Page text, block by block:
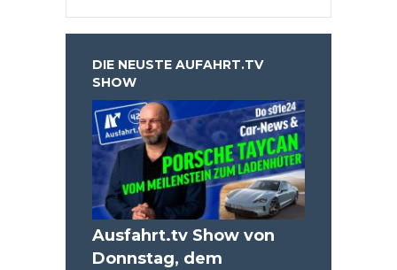
DIE NEUSTE AUFAHRT.TV
SHOW
Ausfahrt.tv Show von
Donnstag, dem